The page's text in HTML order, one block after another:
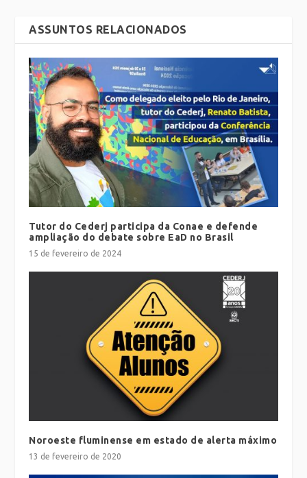
ASSUNTOS RELACIONADOS
Tutor do Cederj participa da Conae e defende
ampliação do debate sobre EaD no Brasil
15 de fevereiro de 2024
Noroeste fluminense em estado de alerta máximo
13 de fevereiro de 2020